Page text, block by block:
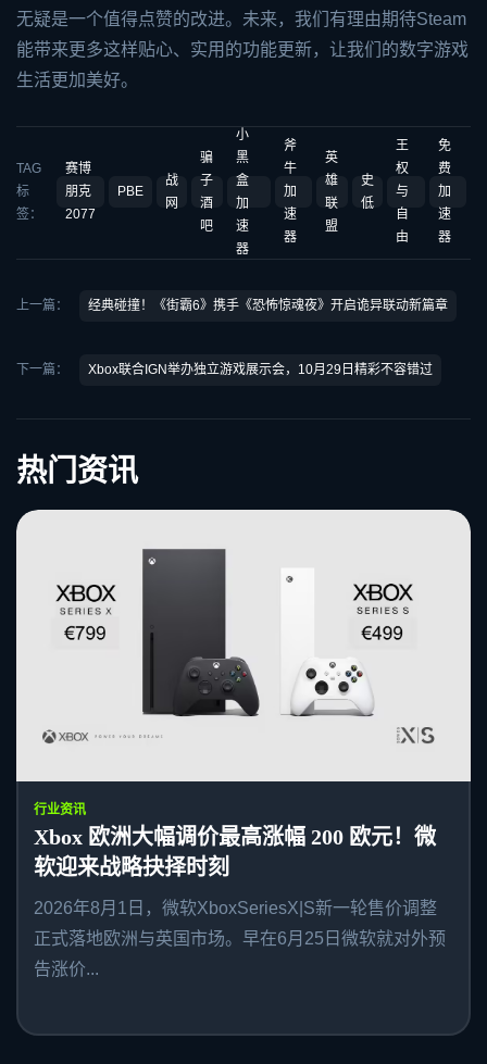
无疑是一个值得点赞的改进。未来，我们有理由期待Steam
能带来更多这样贴心、实用的功能更新，让我们的数字游戏
生活更加美好。
TAG
标
签：
赛博
朋克
2077
PBE
战
网
骗
子
酒
吧
小
黑
盒
加
速
器
斧
牛
加
速
器
英
雄
联
盟
史
低
王
权
与
自
由
免
费
加
速
器
上一篇： 经典碰撞！《街霸6》携手《恐怖惊魂夜》开启诡异联动新篇章
下一篇： Xbox联合IGN举办独立游戏展示会，10月29日精彩不容错过
热门资讯
行业资讯
Xbox 欧洲大幅调价最高涨幅 200 欧元！微
软迎来战略抉择时刻
2026年8月1日，微软XboxSeriesX|S新一轮售价调整
正式落地欧洲与英国市场。早在6月25日微软就对外预
告涨价...